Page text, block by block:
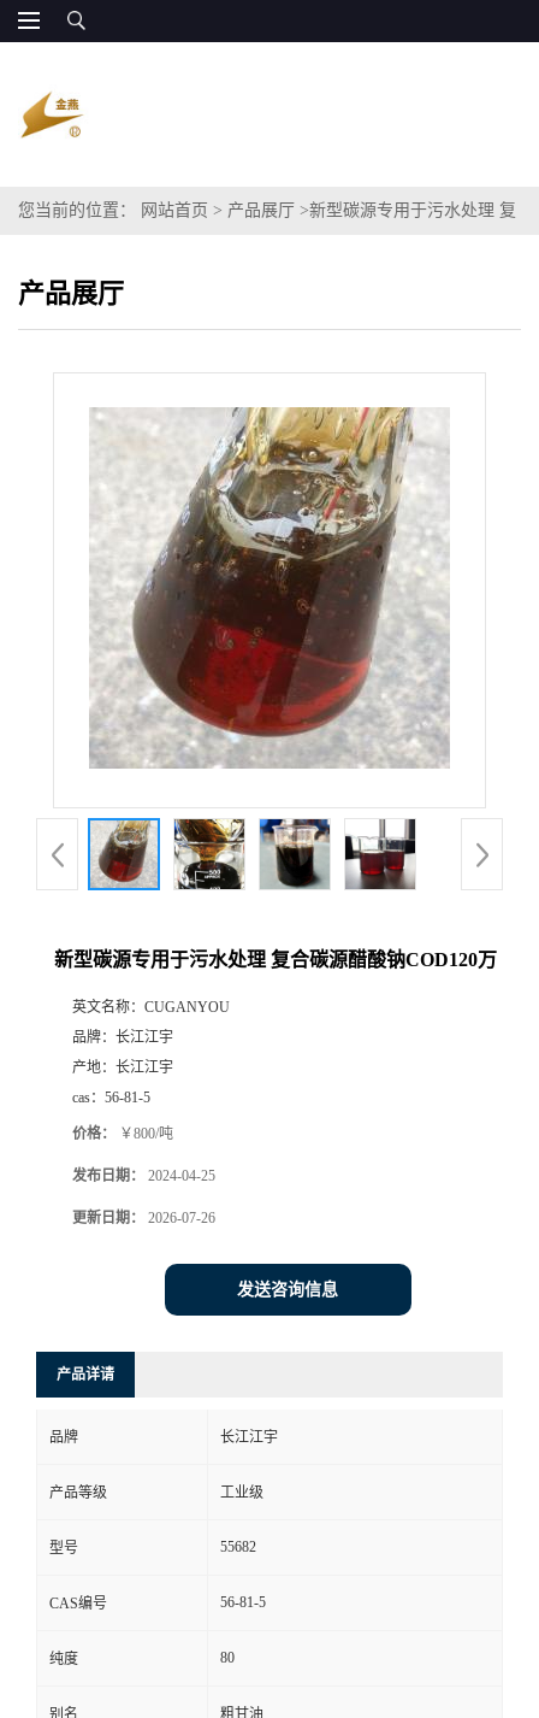
您当前的位置： 网站首页 > 产品展厅 >新型碳源专用于污水处理 复
产品展厅
新型碳源专用于污水处理 复合碳源醋酸钠COD120万
英文名称： CUGANYOU
品牌： 长江江宇
产地： 长江江宇
cas： 56-81-5
价格： ￥800/吨
发布日期： 2024-04-25
更新日期： 2026-07-26
发送咨询信息
产品详请
品牌 长江江宇
产品等级 工业级
型号 55682
CAS编号 56-81-5
纯度 80
别名 粗甘油